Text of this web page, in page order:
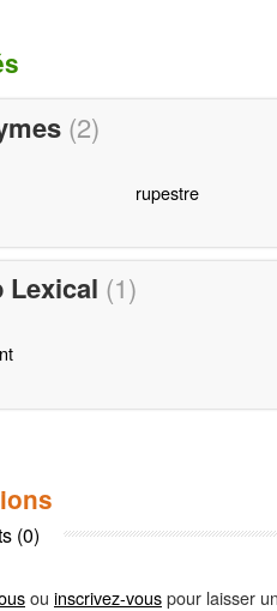
(2)
rupestre
Lexical (1)
(0)
ou inscrivez-vouspour laisser